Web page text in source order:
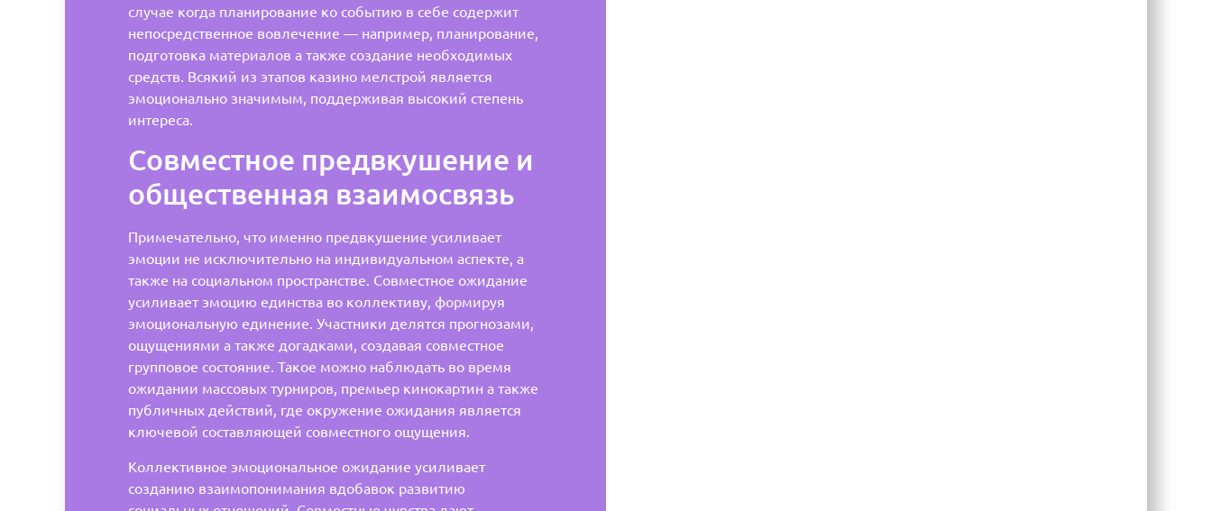
случае когда планирование ко событию в себе содержит
непосредственное вовлечение — например, планирование,
подготовка материалов а также создание необходимых
средств. Всякий из этапов казино мелстрой является
эмоционально значимым, поддерживая высокий степень
интереса.
Совместное предвкушение и
общественная взаимосвязь
Примечательно, что именно предвкушение усиливает
эмоции не исключительно на индивидуальном аспекте, а
также на социальном пространстве. Совместное ожидание
усиливает эмоцию единства во коллективу, формируя
эмоциональную единение. Участники делятся прогнозами,
ощущениями а также догадками, создавая совместное
групповое состояние. Такое можно наблюдать во время
ожидании массовых турниров, премьер кинокартин а также
публичных действий, где окружение ожидания является
ключевой составляющей совместного ощущения.
Коллективное эмоциональное ожидание усиливает
созданию взаимопонимания вдобавок развитию